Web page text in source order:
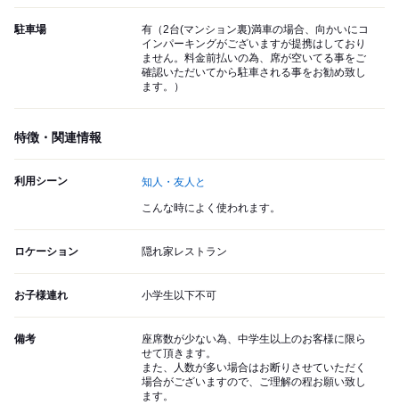
駐車場
有（2台(マンション裏)満車の場合、向かいにコ
インパーキングがございますが提携はしており
ません。料金前払いの為、席が空いてる事をご
確認いただいてから駐車される事をお勧め致し
ます。）
特徴・関連情報
利用シーン 知人・友人と
こんな時によく使われます。
ロケーション 隠れ家レストラン
お子様連れ 小学生以下不可
備考
座席数が少ない為、中学生以上のお客様に限ら
せて頂きます。
また、人数が多い場合はお断りさせていただく
場合がございますので、ご理解の程お願い致し
ます。